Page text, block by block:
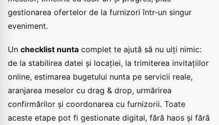
gestionarea ofertelor de la furnizori într-un singur
eveniment.
Un checklist nunta complet te ajută să nu uiți nimic:
de la stabilirea datei și locației, la trimiterea invitațiilor
online, estimarea bugetului nunta pe servicii reale,
aranjarea meselor cu drag & drop, urmărirea
confirmărilor și coordonarea cu furnizorii. Toate
aceste etape pot fi gestionate digital, fără haos și fără